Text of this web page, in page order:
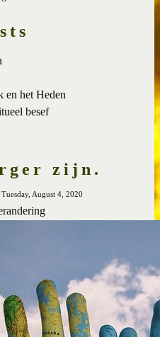
en het Heden
besef
zijn.
August 4, 2020